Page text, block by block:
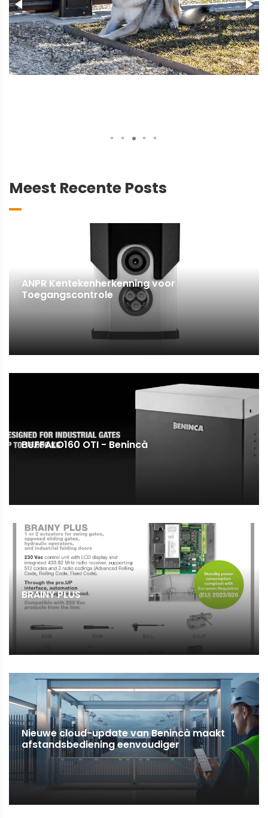
Meest Recente Posts
ANPR Kentekenherkenning voor
Toegangscontrole
BUFFALO160 OTI - Benincà
BRAINY PLUS
Nieuwe cloud-update van Benincà maakt
afstandsbediening eenvoudiger